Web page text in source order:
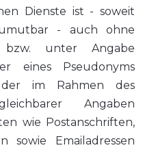
Dienste ist - soweit
- auch ohne
unter Angabe
eines Pseudonyms
im Rahmen des
Angaben
wie Postanschriften,
sowie Emailadressen